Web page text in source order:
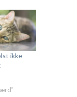
ikke